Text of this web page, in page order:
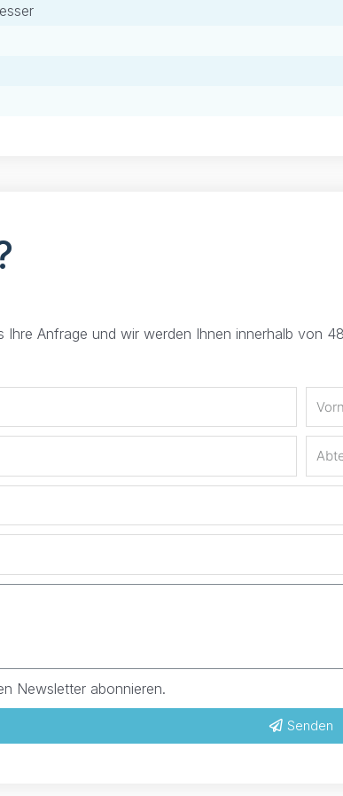
Ihre Anfrage und wir werden Ihnen innerhalb von
Newsletter abonnieren.
Senden